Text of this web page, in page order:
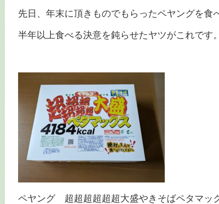
先日、年末に頂きものでもらったペヤングを食
半年以上食べる決意を鈍らせたヤツがこれです
ペヤング 超超超超超超大盛やきそばペタマッ